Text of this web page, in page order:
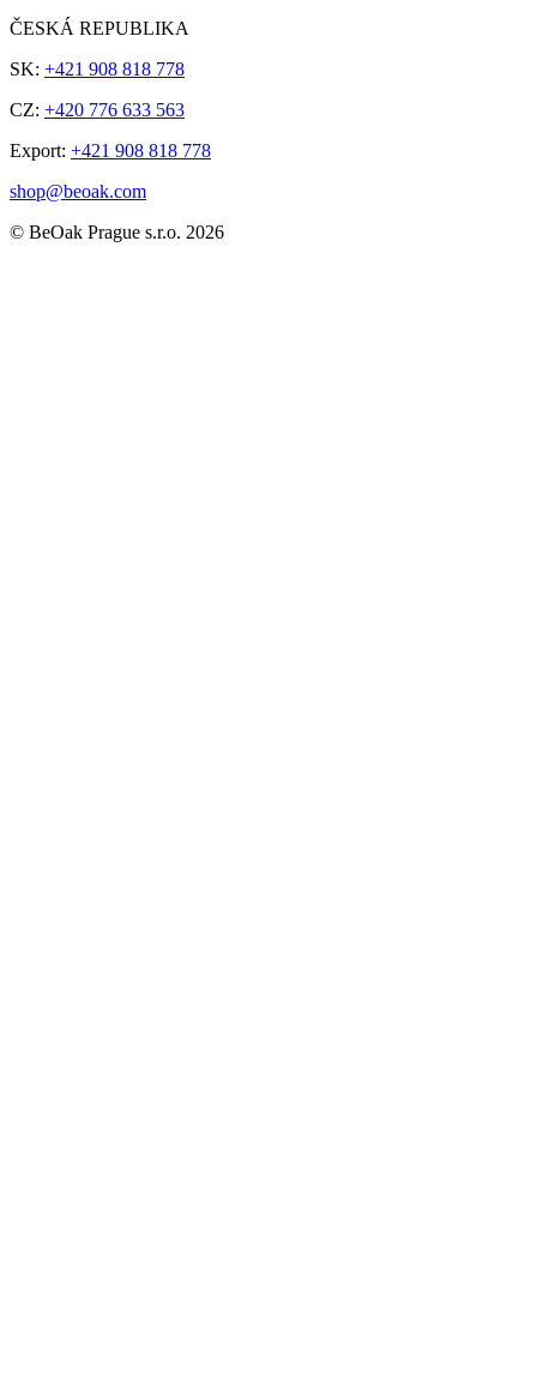
ČESKÁ REPUBLIKA
SK: +421 908 818 778
CZ: +420 776 633 563
Export: +421 908 818 778
shop@beoak.com
© BeOak Prague s.r.o. 2026